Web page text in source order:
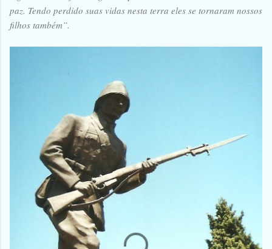
paz. Tendo perdido suas vidas nesta terra eles se tornaram nossos
filhos também”.